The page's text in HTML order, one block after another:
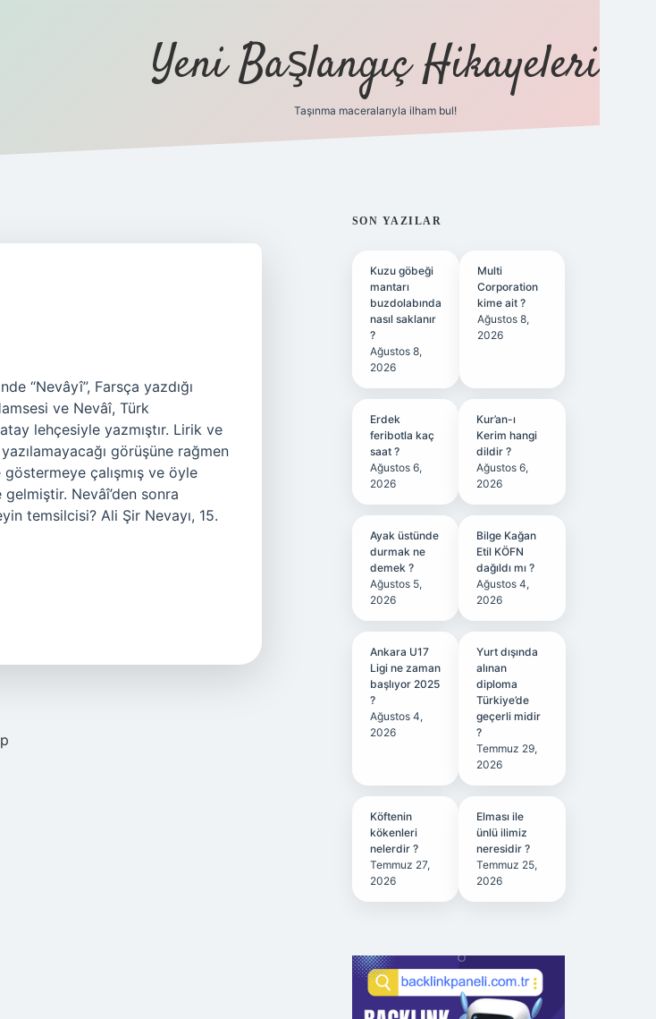
Yeni Başlangıç Hikayeleri
Taşınma maceralarıyla ilham bul!
“Nevâyî”, Farsça yazdığı
ve Nevâî, Türk
lehçesiyle yazmıştır. Lirik ve
görüşüne rağmen
çalışmış ve öyle
Nevâî’den sonra
temsilcisi? Ali Şir Nevayı, 15.
SIDEBAR
SON YAZILAR
Kuzu göbeği
mantarı
buzdolabında
nasıl saklanır
?
Ağustos 8,
2026
Multi
Corporation
kime ait ?
Ağustos 8,
2026
Erdek
feribotla kaç
saat ?
Ağustos 6,
2026
Kur’an-ı
Kerim hangi
dildir ?
Ağustos 6,
2026
Ayak üstünde
durmak ne
demek ?
Ağustos 5,
2026
Bilge Kağan
Etil KÖFN
dağıldı mı ?
Ağustos 4,
2026
Ankara U17
Ligi ne zaman
başlıyor 2025
?
Ağustos 4,
2026
Yurt dışında
alınan
diploma
Türkiye’de
geçerli midir
?
Temmuz 29,
2026
Köftenin
kökenleri
nelerdir ?
Temmuz 27,
2026
Elması ile
ünlü ilimiz
neresidir ?
Temmuz 25,
2026